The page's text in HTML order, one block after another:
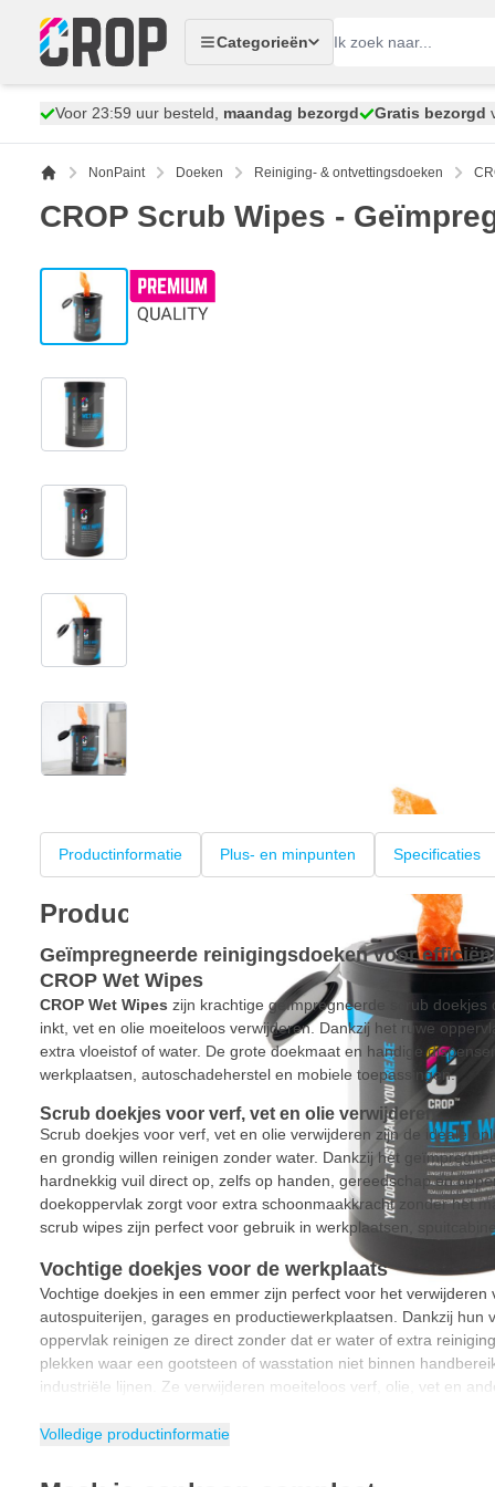
Categorieën
Voor 23:59 uur besteld, maandag bezorgd Gratis bezorgd
NonPaint Doeken Reiniging- & ontvettingsdoeken
CROP Scrub Wipes -
View larger image
View larger image
View larger image
View larger image
View larger image
Productinformatie Plus- en minpunten Specificaties
Productinformatie
Geïmpregneerde reinigingsdoeken voor
CROP Wet Wipes
CROP Wet Wipes zijn krachtige geïmpregneerde scrub doekjes
inkt, vet en olie moeiteloos verwijderen. Dankzij het ruwe
extra vloeistof of water. De grote doekmaat en handige
werkplaatsen, autoschadeherstel en mobiele toepassingen.
Scrub doekjes voor verf, vet en olie verwijderen
Scrub doekjes voor verf, vet en olie verwijderen zijn de ideale
en grondig willen reinigen zonder water. Dankzij het
hardnekkig vuil direct op, zelfs op handen, gereedschap en
doekoppervlak zorgt voor extra schoonmaakkracht zonder het
scrub wipes zijn perfect voor gebruik in werkplaatsen,
Vochtige doekjes voor de werkplaats
Vochtige doekjes in een emmer zijn perfect voor het
autospuiterijen, garages en productiewerkplaatsen. Dankzij hun
oppervlak reinigen ze direct zonder dat er water of extra
plekken waar een gootsteen of wasstation niet binnen
industriële lijnen. Ze verwijderen moeiteloos verf, olie, vet en
Kenmerken CROP Wet Wipes
Volledige productinformatie